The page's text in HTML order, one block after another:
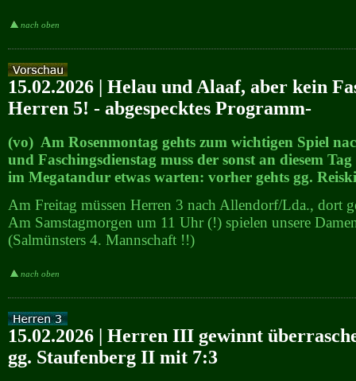
nach oben
15.02.2026 | Helau und Alaaf, aber kein
Herren 5! - abgespecktes Programm-
(vo) Am Rosenmontag gehts zum wichtigen Spiel
und Faschingsdienstag muss der sonst an diesem
im Megatandur etwas warten: vorher gehts gg.
Am Freitag müssen Herren 3 nach Allendorf/Lda., dort
Am Samstagmorgen um 11 Uhr (!) spielen unsere
(Salmünsters 4. Mannschaft !!)
nach oben
15.02.2026 | Herren III gewinnt
gg. Staufenberg II mit 7:3